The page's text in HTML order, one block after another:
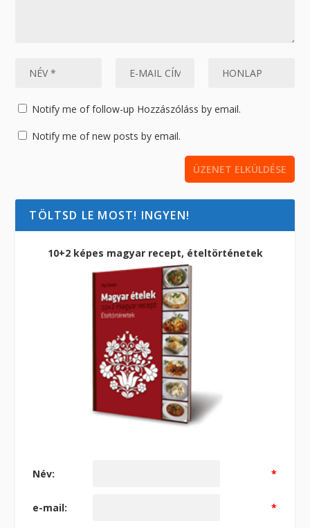
Notify me of follow-up Hozzászóláss by email.
Notify me of new posts by email.
TÖLTSD LE MOST! INGYEN!
10+2 képes magyar recept, ételtörténetek
Név: *
e-mail: *